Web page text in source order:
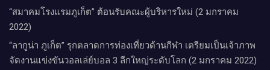
“สมาคมโรงแรมภูเก็ต” ต้อนรับคณะผู้บริหารใหม่ (2 มกราคม
2022)
“ลากูน่า ภูเก็ต” รุกตลาดการท่องเที่ยวด้านกีฬา เตรียมเป็นเจ้าภาพ
จัดงานแข่งขันวอลเล่ย์บอล 3 ลีกใหญ่ระดับโลก (2 มกราคม 2022)